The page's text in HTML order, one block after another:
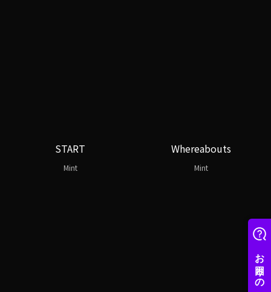
START
Mint
Whereabouts
Mint